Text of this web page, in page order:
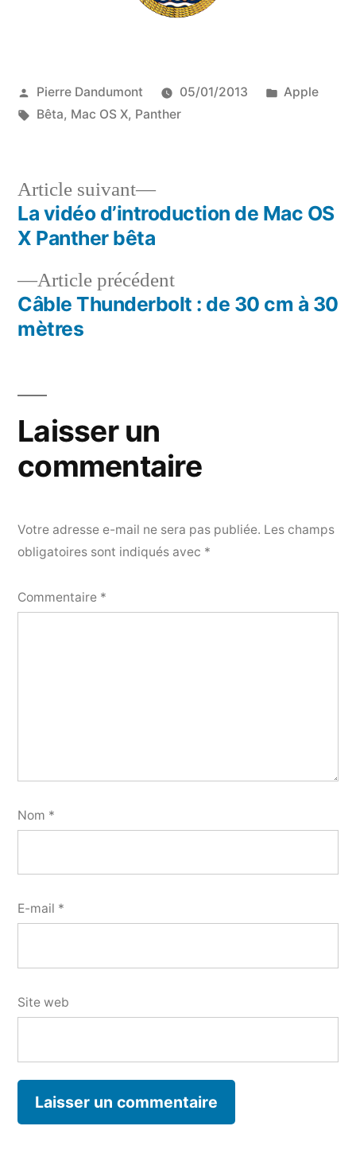
Publié
par
Pierre Dandumont 05/01/2013
Publié
Apple
Étiquettes :
Bêta, Mac OS X, Panther
Navigation
l’article
Article précédentArticle
précédent :
Câble Thunderbolt : de 30 cm à 30
mètres
Article suivant
Article
suivant :
La vidéo d’introduction de Mac OS
X Panther bêta
Laisser un
commentaire
Votre adresse e-mail ne sera pas publiée. Les champs
obligatoires sont indiqués avec *
Commentaire *
Nom *
E-mail *
Site web